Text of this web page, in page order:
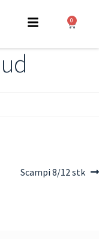
0
Scampi 8/12 stk